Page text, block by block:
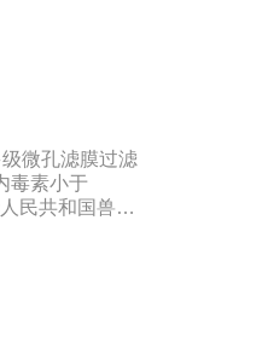
微孔滤膜过滤
毒素小于
民共和国兽药
沉淀的产生